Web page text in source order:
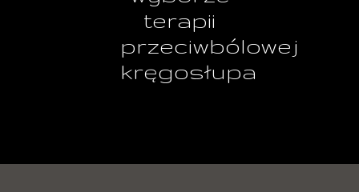
terapii
przeciwbólowej
kręgosłupa